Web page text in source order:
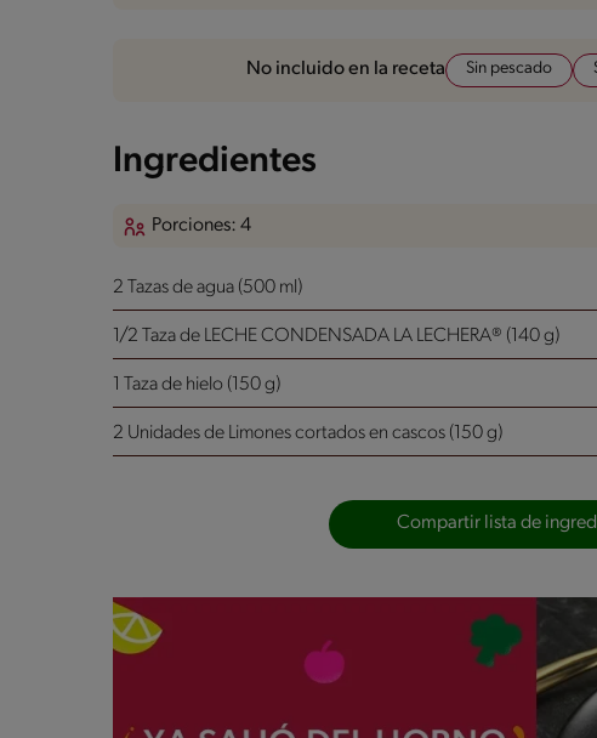
No incluido en la receta Sin pescado
Ingredientes
Porciones: 4
2 Tazas de agua (500 ml)
1/2 Taza de LECHE CONDENSADA LA LECHERA® (140 g)
1 Taza de hielo (150 g)
2 Unidades de Limones cortados en cascos (150 g)
Compartir lista de